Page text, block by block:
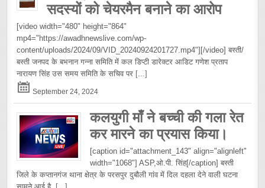
सदस्यों को चेयरमैन बनाने का आरोप
[video width="480" height="864"
mp4="https://awadhnewslive.com/wp-
content/uploads/2024/09/VID_20240924201727.mp4"][/video] बस्ती/
बस्ती जनपद के बभनान गन्ना समिति में कल डिप्टी डारेक्टर आडिट गणेश प्रताप
नारायण सिंह उस समय समिति के सचिव पर [...]
September 24, 2024
कलयुगी माँ ने बच्ची की गला रेत
कर मारने का प्रयास किया।
[caption id="attachment_143" align="alignleft"
width="1068"] ASP,ओ.पी. सिंह[/caption] बस्ती
जिले के कप्तानगंज थाना क्षेत्र के परसपुर दुबौली गांव में दिल दहला देने वाली घटना